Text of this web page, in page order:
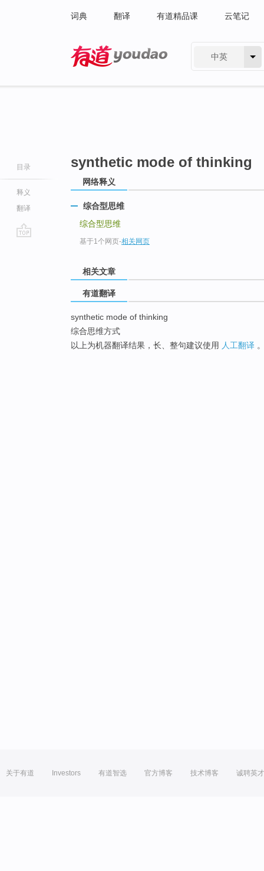
词典 翻译 有道精品课 云笔记
中英
目录
释义
翻译
synthetic mode of thinking
网络释义
综合型思维
综合型思维
基于1个网页-相关网页
相关文章
有道翻译
synthetic mode of thinking
综合思维方式
以上为机器翻译结果，长、整句建议使用 人工翻译
关于有道 Investors 有道智选 官方博客 技术博客 诚聘英才